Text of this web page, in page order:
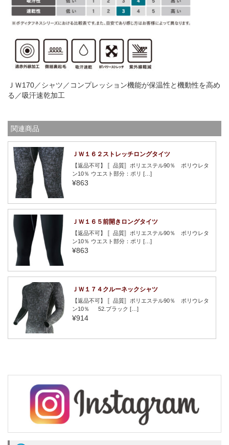
ＪＷ170／シャツ／コンプレッション機能が保温性と機動性を高め
る／吸汗速乾加工
関連商品
ＪＷ１６２ストレッチロングタイツ
【返品不可】 〚品質〛ポリエステル90％ ポリウレタ
ン10％ ウエスト部分：ポリ […]
¥863
ＪＷ１６５前開きロングタイツ
【返品不可】 〚品質〛ポリエステル90％ ポリウレタ
ン10％ ウエスト部分：ポリ […]
¥863
ＪＷ１７４クルーネックシャツ
【返品不可】 〚品質〛ポリエステル90％ ポリウレタ
ン10％ 52.ブラック […]
¥914